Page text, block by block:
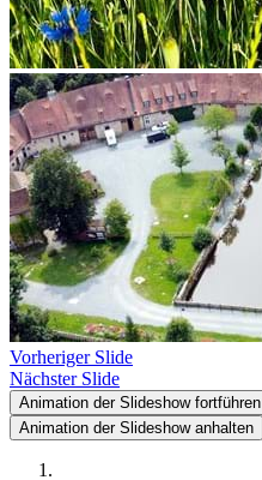
Vorheriger Slide
Nächster Slide
Animation der Slideshow fortführen
Animation der Slideshow anhalten